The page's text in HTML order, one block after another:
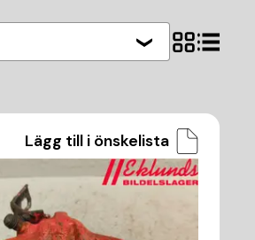
Lägg till i önskelista